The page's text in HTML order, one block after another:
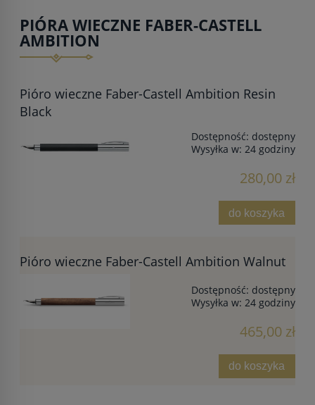
PIÓRA WIECZNE FABER-CASTELL
AMBITION
Pióro wieczne Faber-Castell Ambition Resin
Black
Dostępność: dostępny
Wysyłka w: 24 godziny
280,00 zł
do koszyka
Pióro wieczne Faber-Castell Ambition Walnut
Dostępność: dostępny
Wysyłka w: 24 godziny
465,00 zł
do koszyka